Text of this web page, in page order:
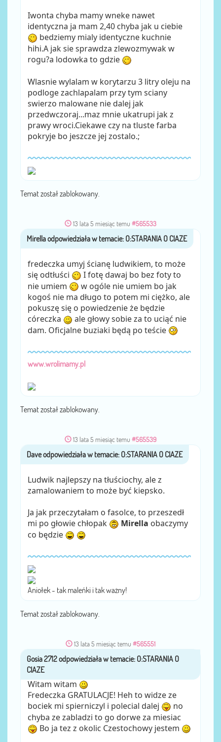
Iwonta chyba mamy wneke nawet
identyczna ja mam 2,40 chyba jak u ciebie
bedziemy mialy identyczne kuchnie
hihi.A jak sie sprawdza zlewozmywak w
rogu?a lodowka to gdzie
Wlasnie wylalam w korytarzu 3 litry oleju na
podloge zachlapalam przy tym sciany
swierzo malowane nie dalej jak
przedwczoraj...maz mnie ukatrupi jak z
prawy wroci.Ciekawe czy na tluste farba
pokryje bo jeszcze jej zostalo.;
Temat został zablokowany.
13 lata 5 miesiąc temu #565533
przezMirella
fredeczka umyj ścianę ludwikiem, to może
się odtłuści
I fotę dawaj bo bez foty to
nie umiem
w ogóle nie umiem bo jak
kogoś nie ma długo to potem mi ciężko, ale
pokuszę się o powiedzenie że będzie
córeczka
ale głowy sobie za to uciąć nie
dam. Oficjalne buziaki będą po teście
www.wrolimamy.pl
Temat został zablokowany.
13 lata 5 miesiąc temu #565539
przezDave
Ludwik najlepszy na tłuściochy, ale z
zamalowaniem to może być kiepsko.
Ja jak przeczytałam o fasolce, to przeszedł
mi po głowie chłopak
Mirella obaczymy
co będzie
Aniołek - tak maleńki i tak ważny!
Temat został zablokowany.
13 lata 5 miesiąc temu #565551
przezGosia 2712
Witam witam
Fredeczka GRATULACJE! Heh to widze ze
bociek mi spierniczyl i polecial dalej
no
chyba ze zabladzi to go dorwe za miesiac
Bo ja tez z okolic Czestochowy jestem